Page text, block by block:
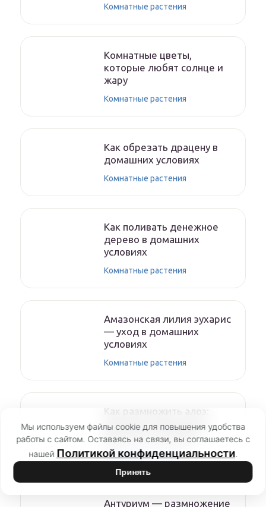
Комнатные растения
Комнатные цветы,
которые любят солнце и
жару
Комнатные растения
Как обрезать драцену в
домашних условиях
Комнатные растения
Как поливать денежное
дерево в домашних
условиях
Комнатные растения
Амазонская лилия эухарис
— уход в домашних
условиях
Комнатные растения
Как размножить алоэ:
примеры черенками и
другими способами
Комнатные растения
Антуриум — размножение
Мы используем файлы cookie для повышения удобства
работы с сайтом. Оставаясь на связи, вы соглашаетесь с
нашей Политикой конфиденциальности.
Принять